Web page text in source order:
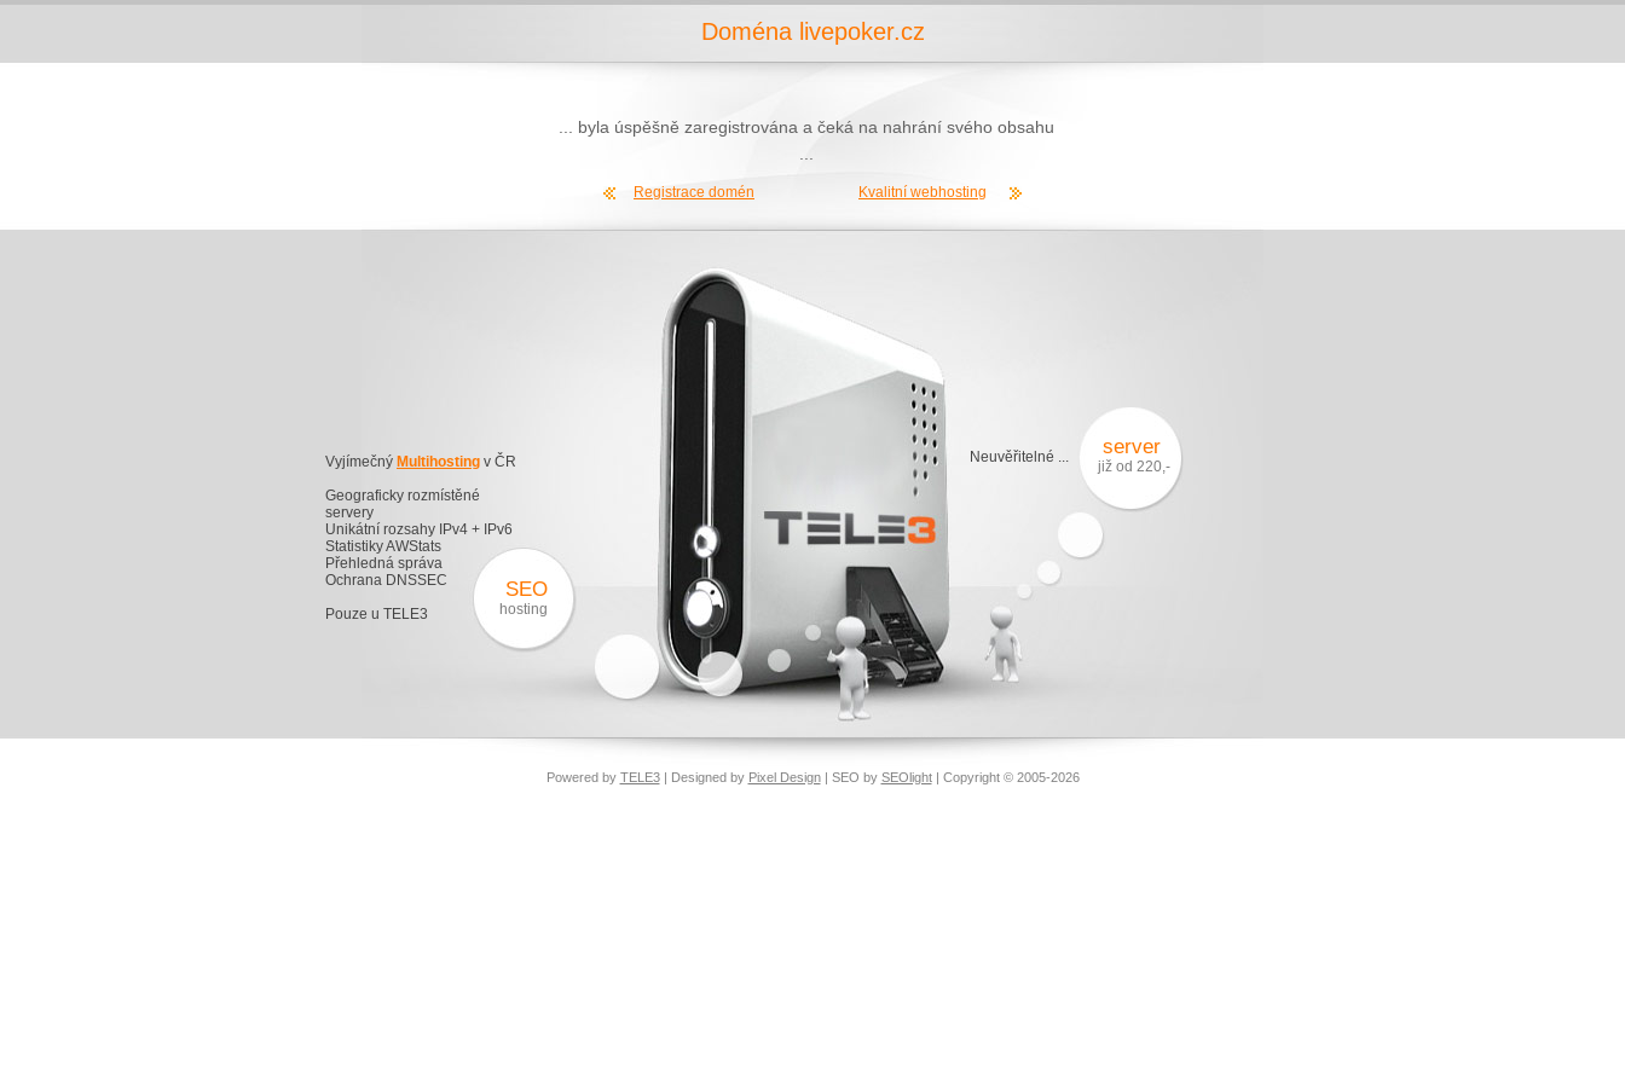
Doména livepoker.cz
... byla úspěšně zaregistrována a čeká na nahrání svého obsahu
Registrace domén Kvalitní webhosting
Vyjímečný Multihosting v ČR
Geograficky rozmístěné
servery
Unikátní rozsahy IPv4 + IPv6
Statistiky AWStats
Přehledná správa
Ochrana DNSSEC
Pouze u TELE3
SEO
hosting
Neuvěřitelné ... server
již od 220,-
Powered by TELE3| Designed by Pixel Design| SEO by SEOlight| Copyright © 2005-2026